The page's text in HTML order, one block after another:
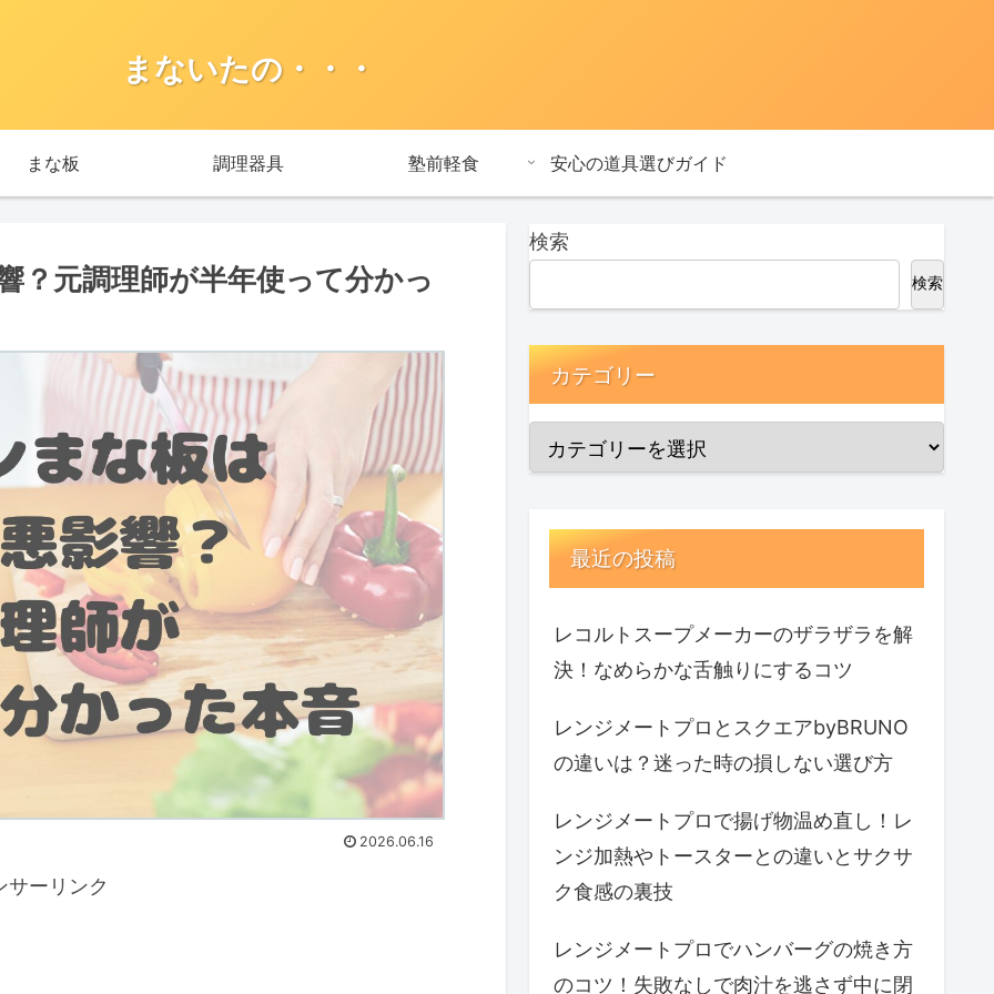
まないたの・・・
まな板 調理器具 塾前軽食 安心の道具選びガイド
？元調理師が半年使って分かっ
2026.06.16
サーリンク
検索
検索
カテゴリー
最近の投稿
レコルトスープメーカーのザラザラを解
決！なめらかな舌触りにするコツ
レンジメートプロとスクエアbyBRUNO
の違いは？迷った時の損しない選び方
レンジメートプロで揚げ物温め直し！レ
ンジ加熱やトースターとの違いとサクサ
ク食感の裏技
レンジメートプロでハンバーグの焼き方
のコツ！失敗なしで肉汁を逃さず中に閉